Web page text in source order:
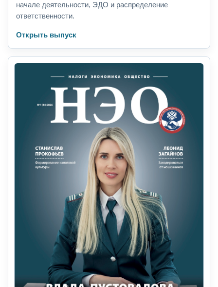
начале деятельности, ЭДО и распределение
ответственности.
Открыть выпуск